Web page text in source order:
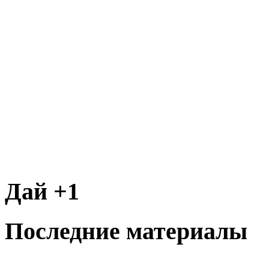
Дай +1
Последние материалы